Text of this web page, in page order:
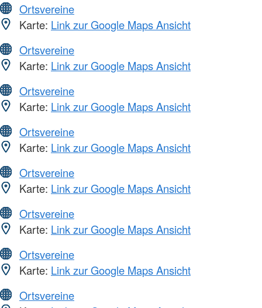
Ortsvereine
Karte: Link zur Google Maps Ansicht
Ortsvereine
Karte: Link zur Google Maps Ansicht
Ortsvereine
Karte: Link zur Google Maps Ansicht
Ortsvereine
Karte: Link zur Google Maps Ansicht
Ortsvereine
Karte: Link zur Google Maps Ansicht
Ortsvereine
Karte: Link zur Google Maps Ansicht
Ortsvereine
Karte: Link zur Google Maps Ansicht
Ortsvereine